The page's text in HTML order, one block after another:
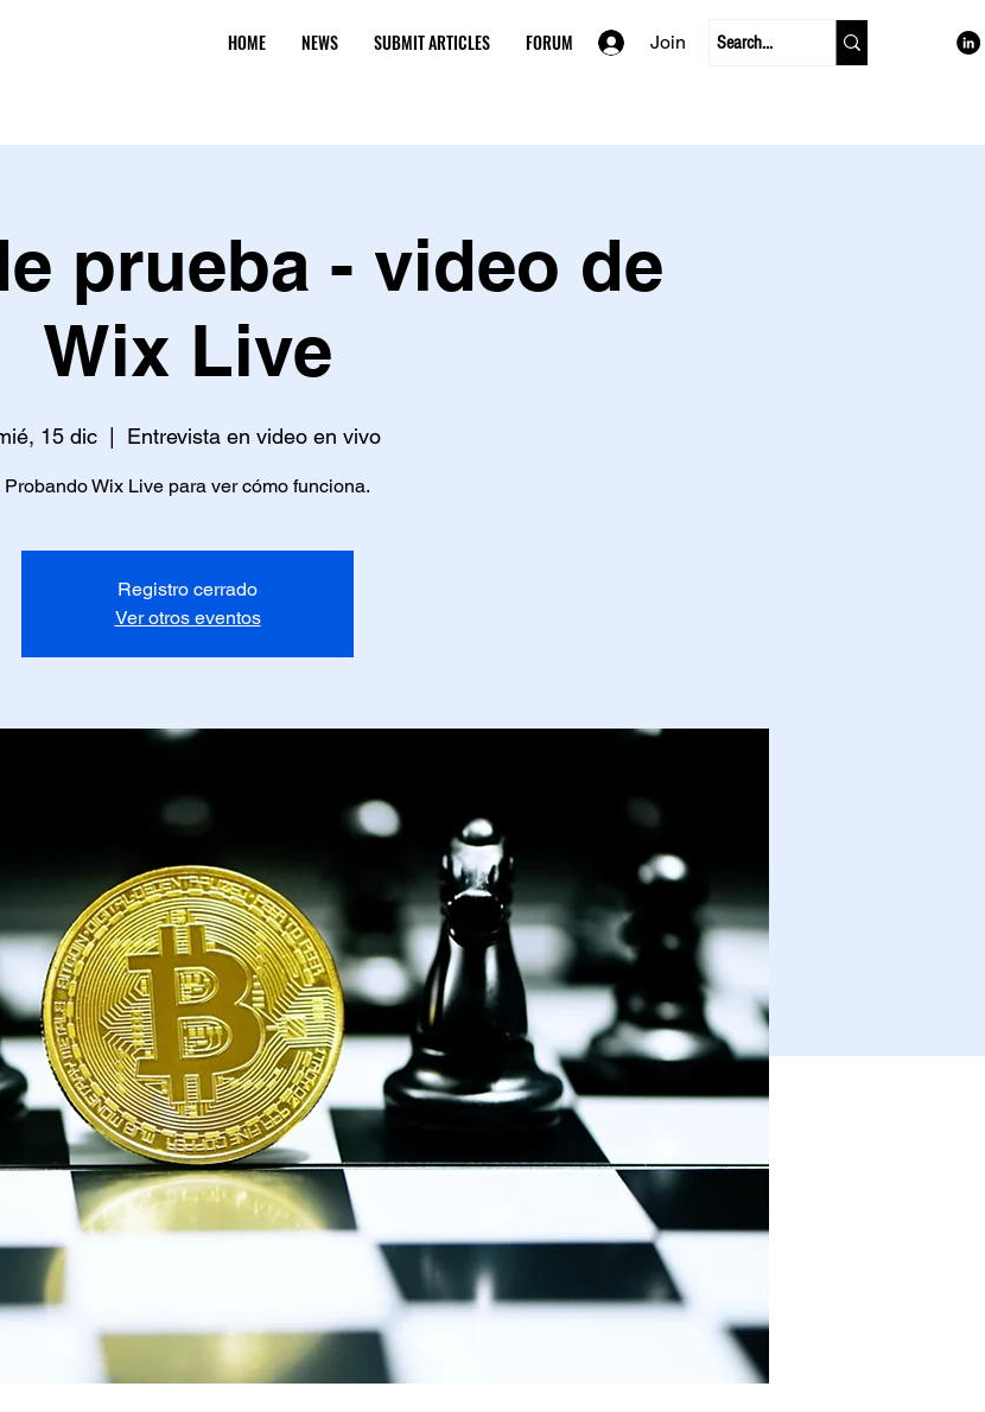
HOME NEWS SUBMIT ARTICLES FORUM Join
prueba - video de
Wix Live
15 dic Entrevista en video en vivo
Probando Wix Live para ver cómo funciona.
Registro cerrado
Ver otros eventos